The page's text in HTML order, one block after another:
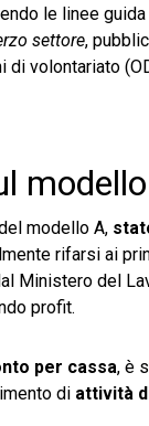
le linee
settore,
di volontariato
modello A,
rifarsi ai
Ministero del
profit.
per cassa, è
di attività